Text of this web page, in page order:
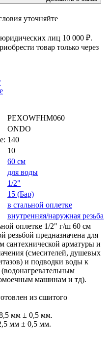
уточняйте
лиц 10 000 ₽.
товар только через
PEXOWFHM060
ONDO
140
10
60 см
для воды
1/2"
15 (Бар)
в стальной оплетке
внутренняя/наружная резьба
оплетке 1/2" г/ш 60 cм
предназначена для
сантехнической арматуры и
(смесителей, душевых
и подводки воды к
машинам и тд).
из сшитого
мм ± 0,5 мм.
мм ± 0,5 мм.